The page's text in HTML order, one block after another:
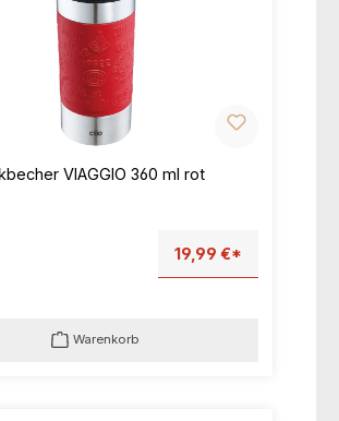
VIAGGIO 360 ml rot
19,99 €*
Warenkorb